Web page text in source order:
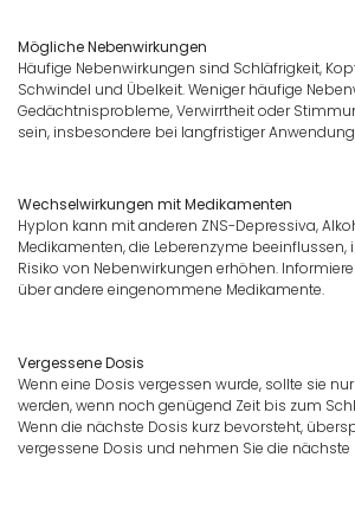
Mögliche Nebenwirkungen
Häufige Nebenwirkungen sind Schläfrigkeit,
Schwindel und Übelkeit. Weniger häufige
Gedächtnisprobleme, Verwirrtheit oder
sein, insbesondere bei langfristiger
Wechselwirkungen mit Medikamenten
Hyplon kann mit anderen ZNS-Depressiva,
Medikamenten, die Leberenzyme beeinflussen,
Risiko von Nebenwirkungen erhöhen.
über andere eingenommene Medikamente.
Vergessene Dosis
Wenn eine Dosis vergessen wurde, sollte sie
werden, wenn noch genügend Zeit bis zum
Wenn die nächste Dosis kurz bevorsteht,
vergessene Dosis und nehmen Sie die